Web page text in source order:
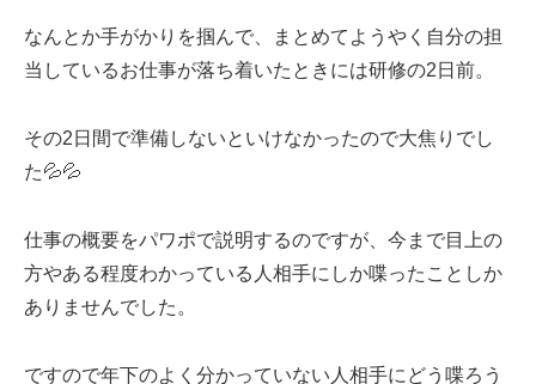
なんとか手がかりを掴んで、まとめてようやく自分の担
当しているお仕事が落ち着いたときには研修の2日前。
その2日間で準備しないといけなかったので大焦りでし
た💦💦
仕事の概要をパワポで説明するのですが、今まで目上の
方やある程度わかっている人相手にしか喋ったことしか
ありませんでした。
ですので年下のよく分かっていない人相手にどう喋ろう